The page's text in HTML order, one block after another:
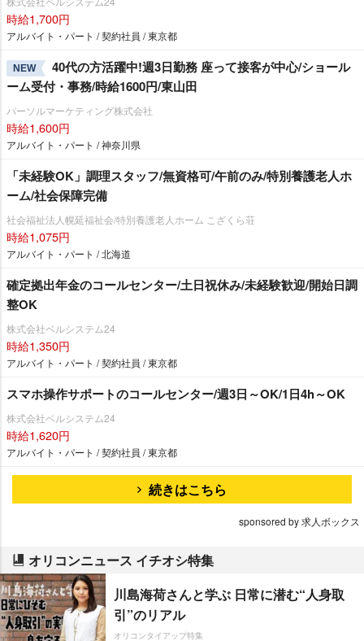
時給1,700円
アルバイト・パート / 契約社員 / 東京都
NEW
40代の方活躍中!週3日勤務 座って接客が中心/ショール
ーム受付・事務/時給1600円/東山田
パーソルマーケティング株式会社
時給1,600円
アルバイト・パート / 神奈川県
「未経験OK」調理スタッフ/無資格可/午前のみ/特別養護老人ホ
ーム/社会保障完備
社会福祉法人幌延福祉会/特別養護老人ホーム こざくら荘
時給1,075円
アルバイト・パート / 北海道
確定拠出年金のコールセンター/土日祝休み/未経験歓迎/開始日調
整OK
株式会社ベルシステム24
時給1,350円
アルバイト・パート / 契約社員 / 東京都
スマホ操作サポートのコールセンター/週3日～OK/1日4h～OK
株式会社ベルシステム24
時給1,620円
アルバイト・パート / 契約社員 / 東京都
続きはこちら
sponsored by 求人ボックス
オリコンニュース イチオシ特集
川島海荷さんと学ぶ 日常に潜む“人身取
引”のリアル
オリコンタイアップ特集